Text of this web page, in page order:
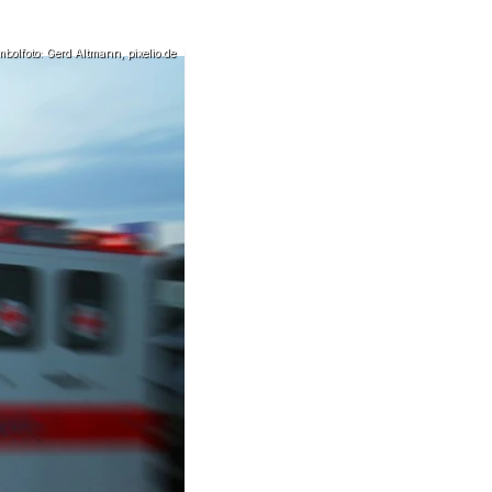
Gerd Altmann, pixelio.de